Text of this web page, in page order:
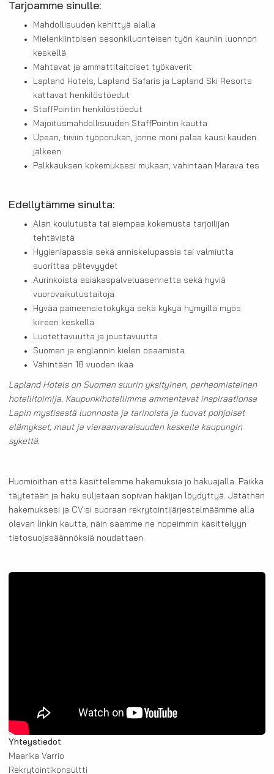
Tarjoamme sinulle:
Mahdollisuuden kehittyä alalla
Mielenkiintoisen sesonkiluonteisen työn kauniin luonnon
keskellä
Mahtavat ja ammattitaitoiset työkaverit
Lapland Hotels, Lapland Safaris ja Lapland Ski Resorts
kattavat henkilöstöedut
StaffPointin henkilöstöedut
Majoitusmahdollisuuden StaffPointin kautta
Upean, tiiviin työporukan, jonne moni palaa kausi kauden
jälkeen
Palkkauksen kokemuksesi mukaan, vähintään Marava tes
Edellytämme sinulta:
Alan koulutusta tai aiempaa kokemusta tarjoilijan
tehtävistä
Hygieniapassia sekä anniskelupassia tai valmiutta
suorittaa pätevyydet
Aurinkoista asiakaspalveluasennetta sekä hyviä
vuorovaikutustaitoja
Hyvää paineensietokykyä sekä kykyä hymyillä myös
kiireen keskellä
Luotettavuutta ja joustavuutta
Suomen ja englannin kielen osaamista.
Vähintään 18 vuoden ikää
Lapland Hotels on Suomen suurin yksityinen, perheomisteinen
hotellitoimija. Kaupunkihotellimme ammentavat inspiraationsa
Lapin mystisestä luonnosta ja tarinoista ja tuovat pohjoiset
elämykset, maut ja vieraanvaraisuuden keskelle kaupungin
sykettä.
Huomioithan että käsittelemme hakemuksia jo hakuajalla. Paikka
täytetään ja haku suljetaan sopivan hakijan löydyttyä. Jätäthän
hakemuksesi ja CV:si suoraan rekrytointijärjestelmäämme alla
olevan linkin kautta, näin saamme ne nopeimmin käsittelyyn
tietosuojasäännöksiä noudattaen.
Yhteystiedot
Maarika Varrio
Rekrytointikonsultti